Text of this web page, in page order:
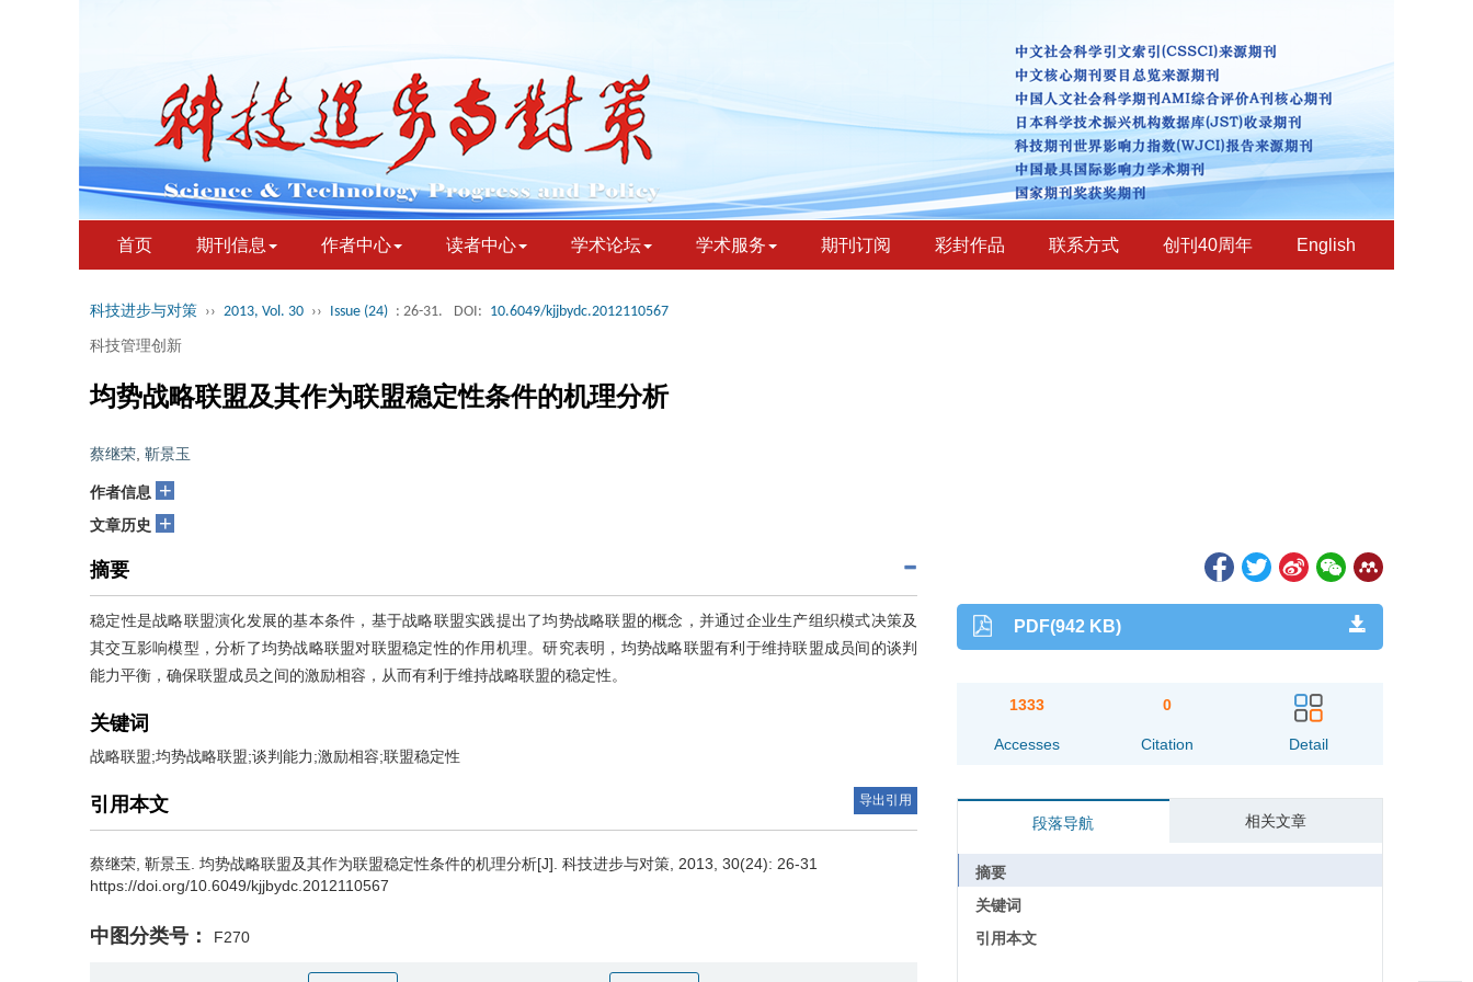
首页 期刊信息 作者中心 读者中心 学术论坛 学术服务 期刊订阅 彩封作品 联系方式 创刊40周年 English
科技进步与对策 ›› 2013, Vol. 30 ›› Issue (24) : 26-31. DOI: 10.6049/kjjbydc.2012110567
科技管理创新
均势战略联盟及其作为联盟稳定性条件的机理分析
蔡继荣 靳景玉
作者信息 +
文章历史 +
摘要
稳定性是战略联盟演化发展的基本条件，基于战略联盟实践提出了均势战略联盟的概念，并通过企业生产组织模式决策及
其交互影响模型，分析了均势战略联盟对联盟稳定性的作用机理。研究表明，均势战略联盟有利于维持联盟成员间的谈判
能力平衡，确保联盟成员之间的激励相容，从而有利于维持战略联盟的稳定性。
关键词
战略联盟;均势战略联盟;谈判能力;激励相容;联盟稳定性
引用本文 导出引用
蔡继荣 靳景玉
均势战略联盟及其作为联盟稳定性条件的机理分析[J]. 科技进步与对策, 2013, 30(24): 26-31
https://doi.org/10.6049/kjjbydc.2012110567
中图分类号： F270
PDF(942 KB)
1333
Accesses
0
Citation Detail
段落导航 相关文章
摘要
关键词
引用本文